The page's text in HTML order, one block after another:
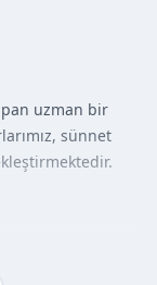
uzman bir
sünnet
ve